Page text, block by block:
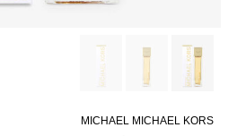
MICHAEL MICHAEL KORS